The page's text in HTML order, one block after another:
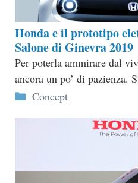
Honda e il prototipo
Salone di Ginevra 2019
Per poterla ammirare dal
ancora un po’ di pazienza.
Categorie
Concept